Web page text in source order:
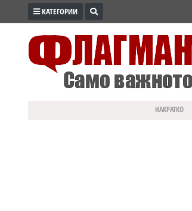
ПРОМО
КАТЕГОРИИ
НАКРАТКО